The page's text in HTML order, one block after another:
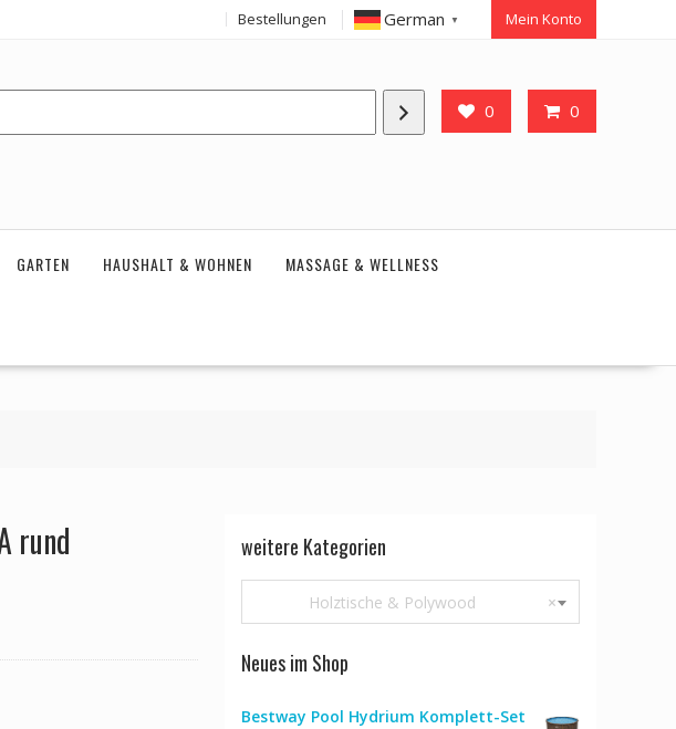
Bestellungen German ▼ Mein Konto
0 0
GARTEN HAUSHALT & WOHNEN MASSAGE & WELLNESS
rund weitere Kategorien
×
Holztische & Polywood
Neues im Shop
Bestway Pool Hydrium Komplett-Set